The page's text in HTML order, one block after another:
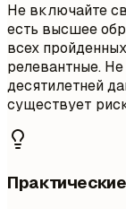
Не включайте
есть высшее
всех
релевантные.
десятилетней
существует